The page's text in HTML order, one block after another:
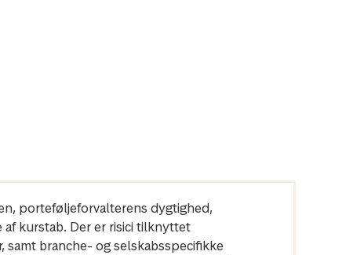
porteføljeforvalterens dygtighed,
af kurstab. Der er risici tilknyttet
branche- og selskabsspecifikke